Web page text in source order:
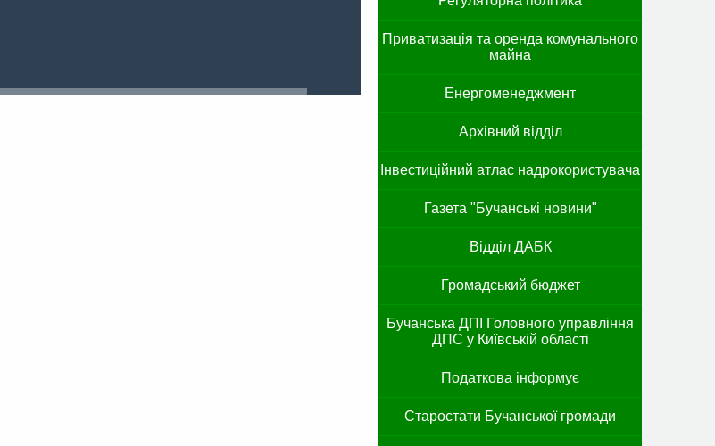
Приватизація та оренда комунального
майна
Енергоменеджмент
Архівний відділ
Інвестиційний атлас надрокористувача
Газета "Бучанські новини"
Відділ ДАБК
Громадський бюджет
Бучанська ДПІ Головного управління
ДПС у Київській області
Податкова інформує
Старостати Бучанської громади